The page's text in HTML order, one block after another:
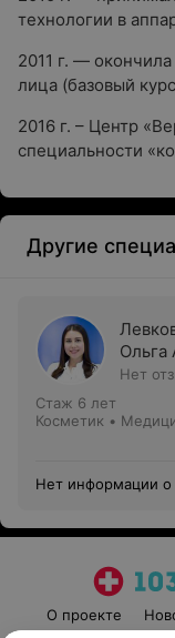
технологии в
2011 г. —
лица (базовый
2016 г. – Центр
специальности
Другие
Ольга
Нет
Стаж 6 лет
Косметик •
Нет информации о
О проекте